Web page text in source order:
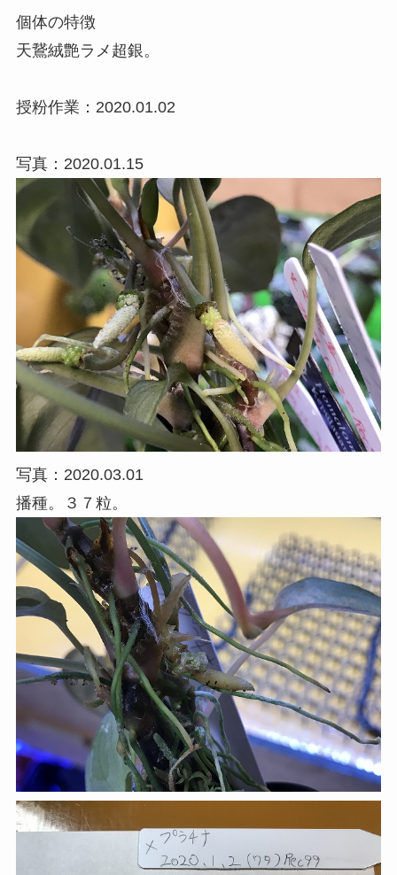
個体の特徴
天鵞絨艶ラメ超銀。
授粉作業：2020.01.02
写真：2020.01.15
写真：2020.03.01
播種。３７粒。